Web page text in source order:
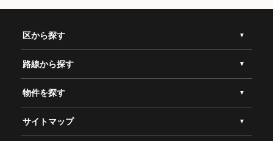
区から探す
路線から探す
物件を探す
サイトマップ